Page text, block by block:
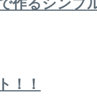
作るシンプ
！！